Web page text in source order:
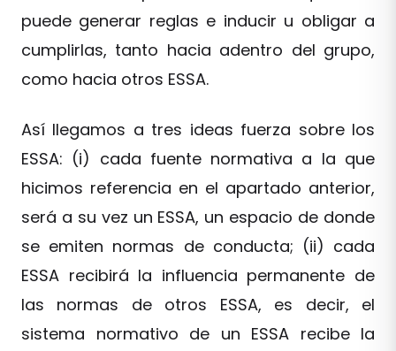
puede generar reglas e inducir u obligar a
cumplirlas, tanto hacia adentro del grupo,
como hacia otros ESSA.
Así llegamos a tres ideas fuerza sobre los
ESSA: (i) cada fuente normativa a la que
hicimos referencia en el apartado anterior,
será a su vez un ESSA, un espacio de donde
se emiten normas de conducta; (ii) cada
ESSA recibirá la influencia permanente de
las normas de otros ESSA, es decir, el
sistema normativo de un ESSA recibe la